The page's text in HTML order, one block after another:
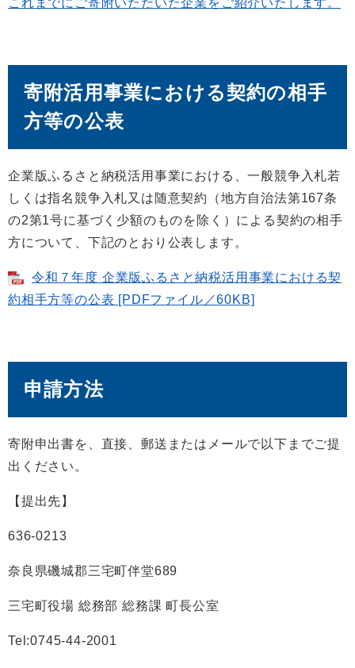
これまでにご寄附いただいた企業をご紹介いたします。
寄附活用事業における契約の相手
方等の公表
企業版ふるさと納税活用事業における、一般競争入札若
しくは指名競争入札又は随意契約（地方自治法第167条
の2第1号に基づく少額のものを除く）による契約の相手
方について、下記のとおり公表します。
令和７年度 企業版ふるさと納税活用事業における契
約相手方等の公表 [PDFファイル／60KB]
申請方法
寄附申出書を、直接、郵送またはメールで以下までご提
出ください。
【提出先】
636-0213
奈良県磯城郡三宅町伴堂689
三宅町役場 総務部 総務課 町長公室
Tel:0745-44-2001